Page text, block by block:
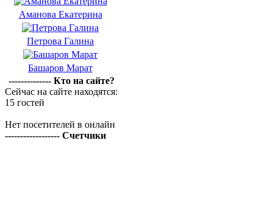
Аманова Екатерина
Петрова Галина
Башаров Марат
-------------- Кто на сайте?
Сейчас на сайте находятся:
15 гостей
Нет посетителей в онлайн
------------------ Счетчики